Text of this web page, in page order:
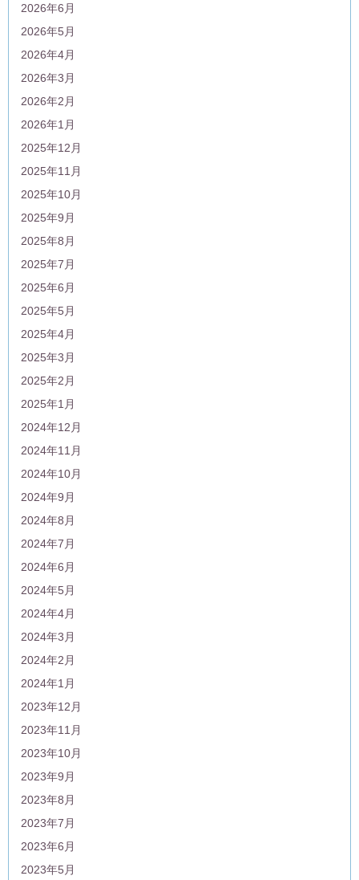
2026年6月
2026年5月
2026年4月
2026年3月
2026年2月
2026年1月
2025年12月
2025年11月
2025年10月
2025年9月
2025年8月
2025年7月
2025年6月
2025年5月
2025年4月
2025年3月
2025年2月
2025年1月
2024年12月
2024年11月
2024年10月
2024年9月
2024年8月
2024年7月
2024年6月
2024年5月
2024年4月
2024年3月
2024年2月
2024年1月
2023年12月
2023年11月
2023年10月
2023年9月
2023年8月
2023年7月
2023年6月
2023年5月